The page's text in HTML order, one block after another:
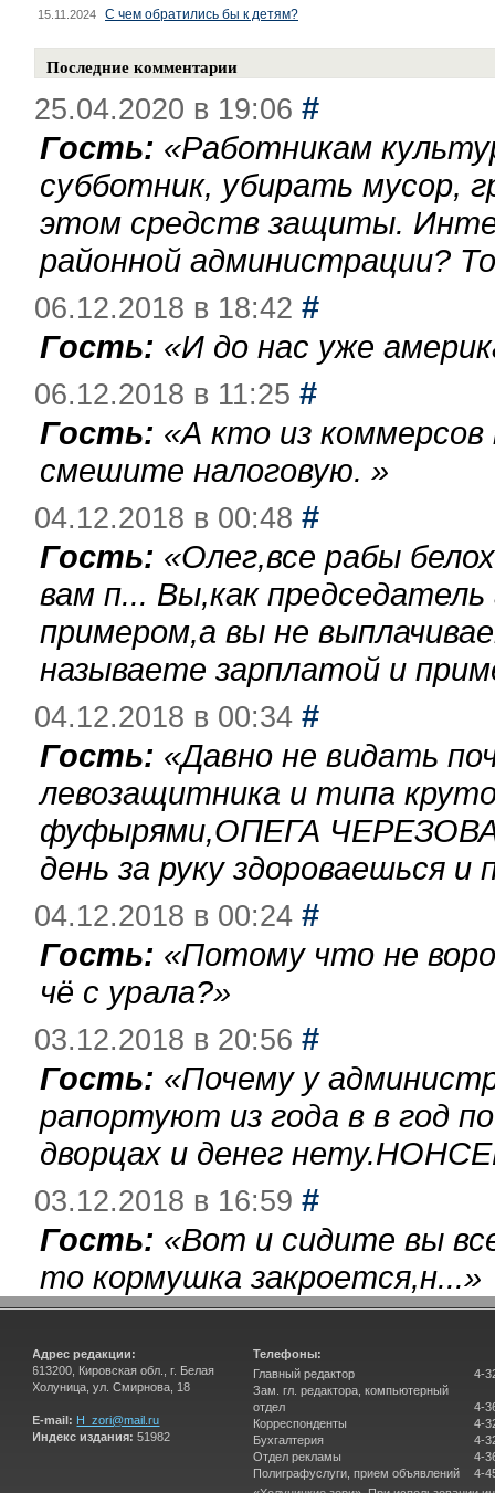
15.11.2024 С чем обратились бы к детям?
Последние комментарии
25.04.2020 в 19:06 #
Гость: «Работникам
субботник, убирать мусор,
этом средств защиты.
районной администрации?
06.12.2018 в 18:42 #
Гость: «И до нас уже
06.12.2018 в 11:25 #
Гость: «А кто из
смешите налоговую. »
04.12.2018 в 00:48 #
Гость: «Олег,все рабы
вам п... Вы,как
примером,а вы не
называете зарплатой и
04.12.2018 в 00:34 #
Гость: «Давно не видать
левозащитника и типа
фуфырями,ОПЕГА
день за руку здороваешься
04.12.2018 в 00:24 #
Гость: «Потому что не
чё с урала?»
03.12.2018 в 20:56 #
Гость: «Почему у
рапортуют из года в в год
дворцах и денег
03.12.2018 в 16:59 #
Гость: «Вот и сидите вы
то кормушка закроется,н...»
Адрес редакции:
613200, Кировская обл., г. Белая
Холуница, ул. Смирнова, 18
E-mail: H_zori@mail.ru
Индекс издания: 51982
Телефоны:
Главный редактор
Зам. гл. редактора, компьютерный
отдел
Корреспонденты
Бухгалтерия
Отдел рекламы
Полиграфуслуги, прием объявлений
4-
4-
4-
4-
4-
4-